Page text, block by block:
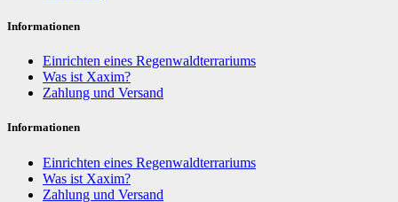
Informationen
Einrichten eines Regenwaldterrariums
Was ist Xaxim?
Zahlung und Versand
Informationen
Einrichten eines Regenwaldterrariums
Was ist Xaxim?
Zahlung und Versand